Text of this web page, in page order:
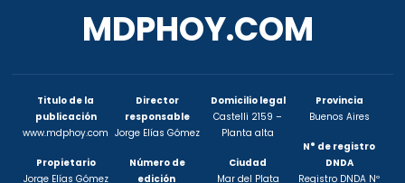
MDPHOY.COM
Titulo de la
publicación
www.mdphoy.com
Propietario
Jorge Elías Gómez
Director
responsable
Jorge Elías Gómez
Número de
edición
Domicilio legal
Castelli 2159 –
Planta alta
Ciudad
Mar del Plata
Provincia
Buenos Aires
N° de registro
DNDA
Registro DNDA Nº